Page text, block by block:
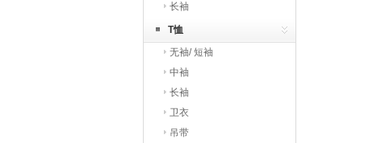
长袖
T恤
无袖/ 短袖
中袖
长袖
卫衣
吊带